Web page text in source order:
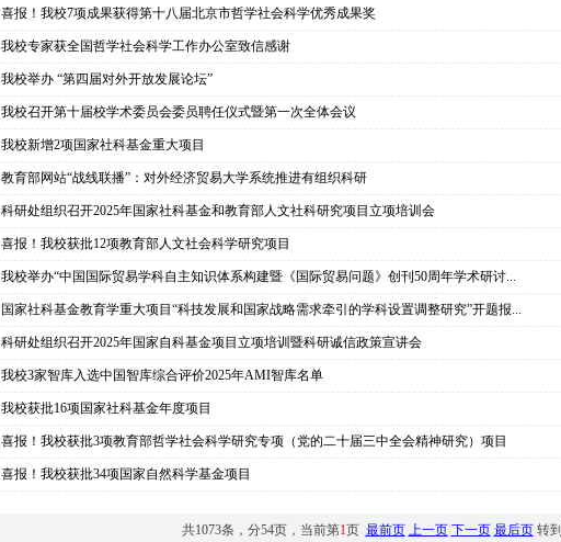
喜报！我校7项成果获得第十八届北京市哲学社会科学优秀成果奖
我校专家获全国哲学社会科学工作办公室致信感谢
我校举办 “第四届对外开放发展论坛”
我校召开第十届校学术委员会委员聘任仪式暨第一次全体会议
我校新增2项国家社科基金重大项目
教育部网站“战线联播”：对外经济贸易大学系统推进有组织科研
科研处组织召开2025年国家社科基金和教育部人文社科研究项目立项培训会
喜报！我校获批12项教育部人文社会科学研究项目
我校举办“中国国际贸易学科自主知识体系构建暨《国际贸易问题》创刊50周年学术研讨...
国家社科基金教育学重大项目“科技发展和国家战略需求牵引的学科设置调整研究”开题报...
科研处组织召开2025年国家自科基金项目立项培训暨科研诚信政策宣讲会
我校3家智库入选中国智库综合评价2025年AMI智库名单
我校获批16项国家社科基金年度项目
喜报！我校获批3项教育部哲学社会科学研究专项（党的二十届三中全会精神研究）项目
喜报！我校获批34项国家自然科学基金项目
共1073条，分54页，当前第1页 最前页 上一页 下一页 最后页转到